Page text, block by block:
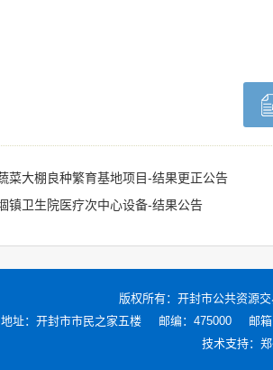
菜大棚良种繁育基地项目-结果更正公告
镇卫生院医疗次中心设备-结果公告
版权所有： 开封市公共资源
地址：开封市市民之家五楼
邮编：475000
邮
技术支持：